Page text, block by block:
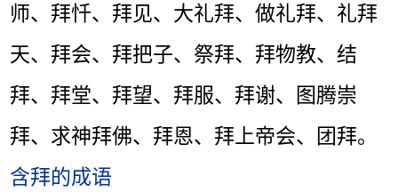
师、拜忏、拜见、大礼拜、做礼拜、礼拜
天、拜会、拜把子、祭拜、拜物教、结
拜、拜堂、拜望、拜服、拜谢、图腾崇
拜、求神拜佛、拜恩、拜上帝会、团拜。
含拜的成语